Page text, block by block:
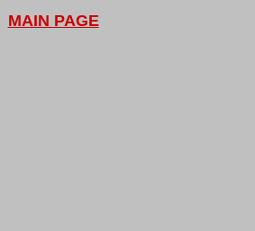
MAIN PAGE